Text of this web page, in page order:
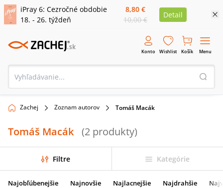
iPray 6: Cezročné obdobie
18. - 26. týždeň
8,80 €
10,00 €
Detail
Konto Wishlist Košík Menu
Zachej Zoznam autorov Tomáš Macák
Tomáš Macák (2 produkty)
Filtre Kategórie
Najobľúbenejšie Najnovšie Najlacnejšie Najdrahšie